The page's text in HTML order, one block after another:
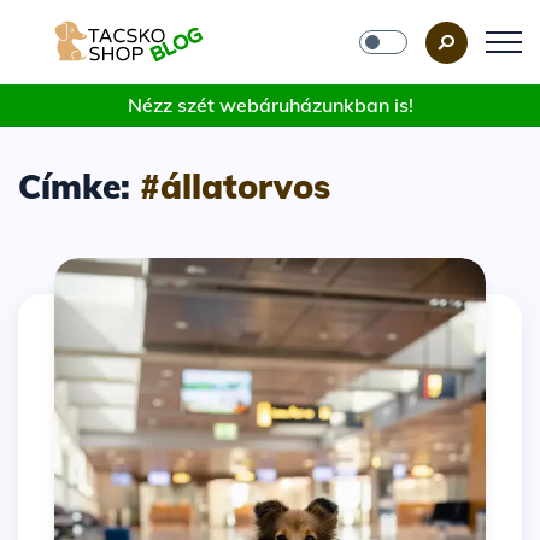
Nézz szét webáruházunkban is!
Címke: #állatorvos